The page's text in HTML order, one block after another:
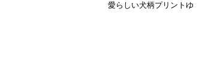
愛らしい犬柄プリントゆ